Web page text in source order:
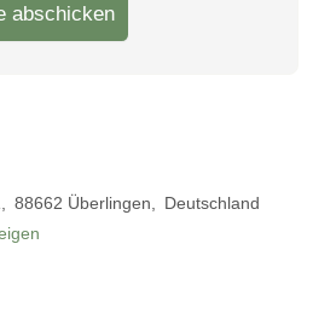
abschicken
88662 Überlingen
Deutschland